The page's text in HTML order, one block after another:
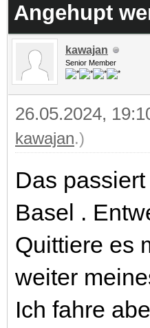
Angehupt
kawajan
Senior Member
26.05.2024,
kawajan.)
Das
Basel .
Quittiere es
weiter
Ich fahre